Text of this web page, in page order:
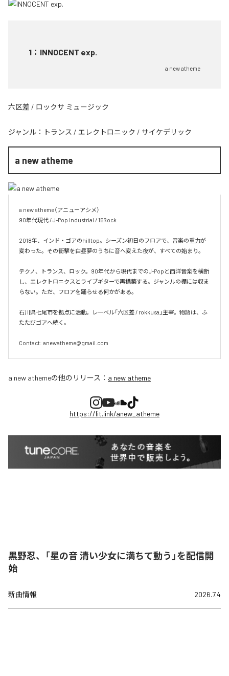
1 ： INNOCENT exp.
a new atheme
六区差 / ロックサ ミュージック
ジャンル： トランス / エレクトロニック / サイケデリック
a new atheme
a new atheme（アニューアシメ）
90年代現代 / J-Pop Industrial / 15Rock
2018年、インド・ゴアのhilltop。シーズン初日のフロアで、音楽の重力が
変わった。その衝撃を白昼夢のうちに音へ変えた夜が、すべての始まり。
テクノ、トランス、ロック。90年代から現代までのJ-Popと西洋音楽を横断
し、エレクトロニクスとライブギターで再構築する。ジャンルの棚には収ま
らない。ただ、フロアを踊らせる何かがある。
石川県七尾市を拠点に活動。レーベル「六区差 / rokkusa」主宰。物語は、ふ
たたびゴアへ続く。
Contact: anewatheme@gmail.com
a new athemeの他のリリース： a new atheme
https://lit.link/anew_atheme
黒野忍、「星の音 清い少女に満ちて動う」を配信開
始
新曲情報 2026.7.4